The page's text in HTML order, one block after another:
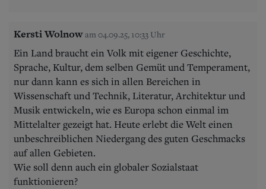
Kersti Wolnow am 04.09.25, 10:33 Uhr
Ein Land braucht ein Volk mit eigener Geschichte,
Sprache, Kultur, dem selben Gemüt und Temperament,
nur dann kann es sich in allen Bereichen in
Wissenschaft und Technik, Literatur, Architektur und
Musik entwickeln, wie es Europa schon einmal im
Mittelalter gezeigt hat. Heute erlebt die Welt einen
unbeschreiblichen Niedergang des guten Geschmacks
auf allen Gebieten.
Wie soll denn auch ein globaler Sozialstaat
funktionieren?